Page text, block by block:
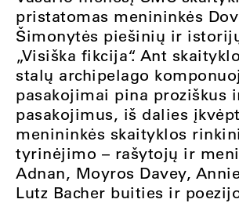
pristatomas menininkės
Šimonytės piešinių ir
„Visiška fikcija“. Ant
stalų archipelago
pasakojimai pina proziškus
pasakojimus, iš dalies
menininkės skaityklos
tyrinėjimo – rašytojų ir
Adnan, Moyros Davey,
Lutz Bacher buities ir